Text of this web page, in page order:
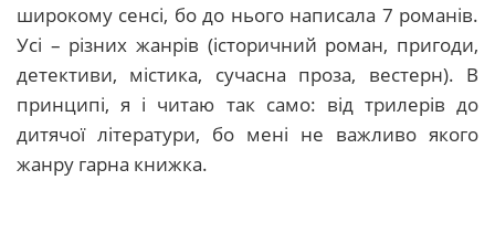
широкому сенсі, бо до нього написала 7 романів.
Усі – різних жанрів (історичний роман, пригоди,
детективи, містика, сучасна проза, вестерн). В
принципі, я і читаю так само: від трилерів до
дитячої літератури, бо мені не важливо якого
жанру гарна книжка.